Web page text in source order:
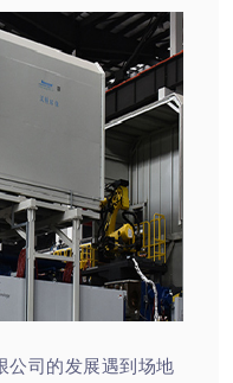
公司的发展遇到场地